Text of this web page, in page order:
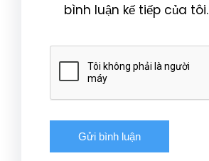
bình luận kế tiếp của tôi.